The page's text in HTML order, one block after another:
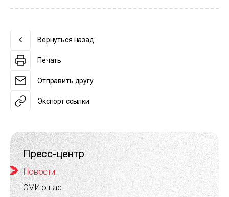
Пресс-центр
Новости
СМИ о нас
Вернуться назад:
Печать
Отправить другу
Экспорт ссылки